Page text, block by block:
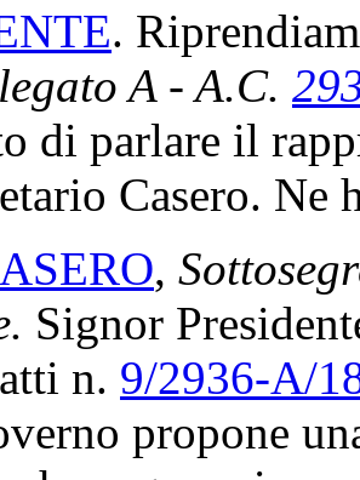
.
A - A.C.
di parlare il
Casero. Ne
,
Signor
n. 9/2936-A/
propone